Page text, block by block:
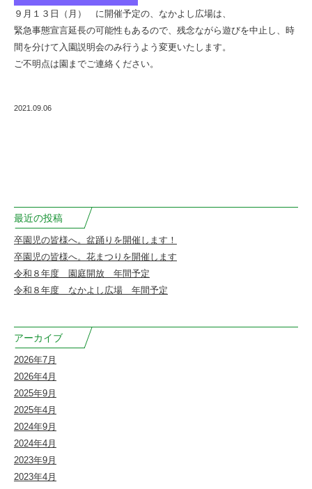
い
て
|
園
９月１３日（月） に開催予定の、なかよし広場は、
緊急事態宣言延長の可能性もあるので、残念ながら遊びを中止し、時
間を分けて入園説明会のみ行うよう変更いたします。
ご不明点は園までご連絡ください。
2021.09.06
最近の投稿
卒園児の皆様へ。盆踊りを開催します！
卒園児の皆様へ。花まつりを開催します
令和８年度 園庭開放 年間予定
令和８年度 なかよし広場 年間予定
アーカイブ
2026年7月
2026年4月
2025年9月
2025年4月
2024年9月
2024年4月
2023年9月
2023年4月